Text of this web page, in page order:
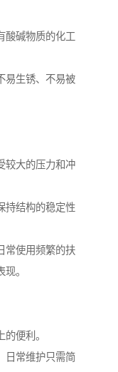
酸碱物质的化工
易生锈、不易被
较大的压力和冲
持结构的稳定性
常使用频繁的扶
。
便利。
日常维护只需简